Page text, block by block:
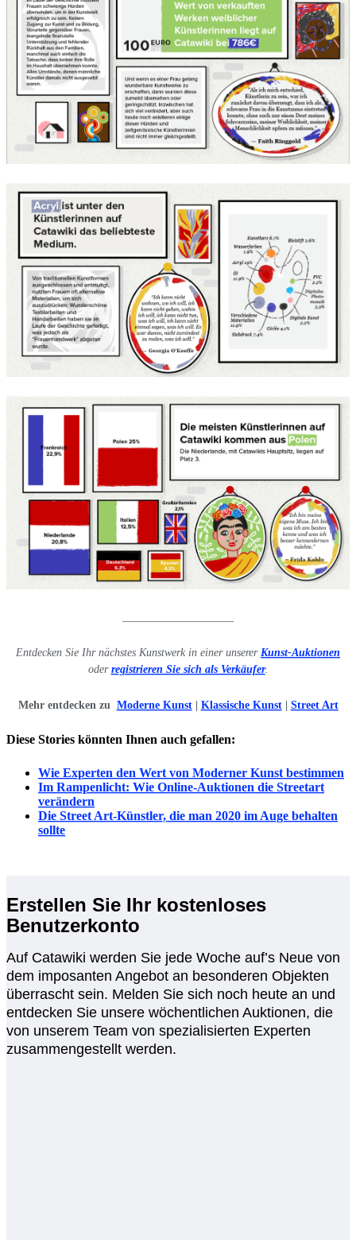
Entdecken Sie Ihr nächstes Kunstwerk in einer unserer Kunst-Auktionen
oder registrieren Sie sich als Verkäufer.
Mehr entdecken zu Moderne Kunst| Klassische Kunst| Street Art
Diese Stories könnten Ihnen auch gefallen:
Wie Experten den Wert von Moderner Kunst bestimmen
Im Rampenlicht: Wie Online-Auktionen die Streetart
verändern
Die Street Art-Künstler, die man 2020 im Auge behalten
sollte
Erstellen Sie Ihr kostenloses
Benutzerkonto
Auf Catawiki werden Sie jede Woche auf’s Neue von
dem imposanten Angebot an besonderen Objekten
überrascht sein. Melden Sie sich noch heute an und
entdecken Sie unsere wöchentlichen Auktionen, die
von unserem Team von spezialisierten Experten
zusammengestellt werden.